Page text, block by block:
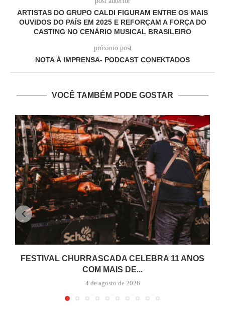
ARTISTAS DO GRUPO CALDI FIGURAM ENTRE OS MAIS
OUVIDOS DO PAÍS EM 2025 E REFORÇAM A FORÇA DO
CASTING NO CENÁRIO MUSICAL BRASILEIRO
próximo post
NOTA À IMPRENSA- PODCAST CONEKTADOS
VOCÊ TAMBÉM PODE GOSTAR
FESTIVAL CHURRASCADA CELEBRA 11 ANOS
COM MAIS DE...
4 de agosto de 2026